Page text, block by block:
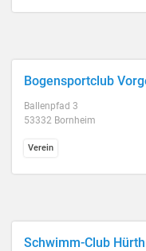
Bogensportclub
Ballenpfad 3
53332 Bornheim
Verein
Schwimm-Club